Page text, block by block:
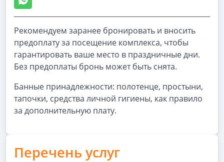
Рекомендуем заранее бронировать и вносить
предоплату за посещение комплекса, чтобы
гарантировать ваше место в праздничные дни.
Без предоплаты бронь может быть снята.
Банные принадлежности: полотенце, простыни,
тапочки, средства личной гигиены, как правило
за дополнительную плату.
Перечень услуг